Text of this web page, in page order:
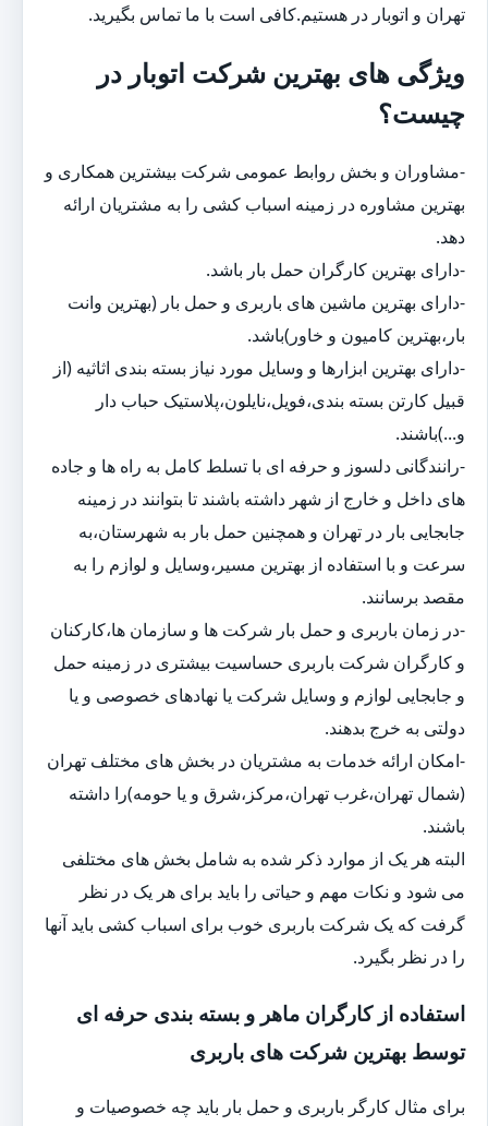
تهران و اتوبار در هستیم.کافی است با ما تماس بگیرید.
ویژگی های بهترین شرکت اتوبار در
چیست؟
-مشاوران و بخش روابط عمومی شرکت بیشترین همکاری و
بهترین مشاوره در زمینه اسباب کشی را به مشتریان ارائه
دهد.
-دارای بهترین کارگران حمل بار باشد.
-دارای بهترین ماشین های باربری و حمل بار (بهترین وانت
بار،بهترین کامیون و خاور)باشد.
-دارای بهترین ابزارها و وسایل مورد نیاز بسته بندی اثاثیه (از
قبیل کارتن بسته بندی،فویل،نایلون،پلاستیک حباب دار
و...)باشند.
-رانندگانی دلسوز و حرفه ای با تسلط کامل به راه ها و جاده
های داخل و خارج از شهر داشته باشند تا بتوانند در زمینه
جابجایی بار در تهران و همچنین حمل بار به شهرستان،به
سرعت و با استفاده از بهترین مسیر،وسایل و لوازم را به
مقصد برسانند.
-در زمان باربری و حمل بار شرکت ها و سازمان ها،کارکنان
و کارگران شرکت باربری حساسیت بیشتری در زمینه حمل
و جابجایی لوازم و وسایل شرکت یا نهادهای خصوصی و یا
دولتی به خرج بدهند.
-امکان ارائه خدمات به مشتریان در بخش های مختلف تهران
(شمال تهران،غرب تهران،مرکز،شرق و یا حومه)را داشته
باشند.
البته هر یک از موارد ذکر شده به شامل بخش های مختلفی
می شود و نکات مهم و حیاتی را باید برای هر یک در نظر
گرفت که یک شرکت باربری خوب برای اسباب کشی باید آنها
را در نظر بگیرد.
استفاده از کارگران ماهر و بسته بندی حرفه ای
توسط بهترین شرکت های باربری
برای مثال کارگر باربری و حمل بار باید چه خصوصیات و